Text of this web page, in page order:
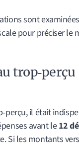
sont
pour préciser le
trop‑perçu
il était
avant le12
Si les montants